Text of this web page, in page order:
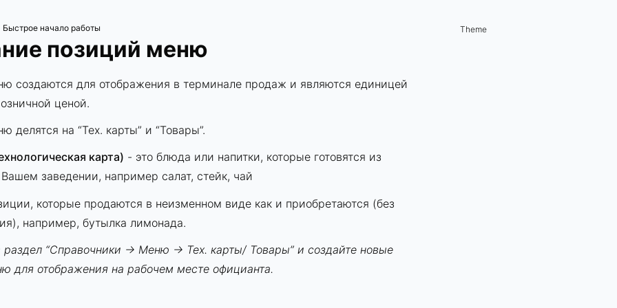
Быстрое начало работы
позиций меню
создаются для отображения в терминале продаж и являются единицей
ценой.
делятся на “Тех. карты” и “Товары”.
карта) - это блюда или напитки, которые готовятся из
заведении, например салат, стейк, чай
которые продаются в неизменном виде как и приобретаются (без
например, бутылка лимонада.
раздел “Справочники → Меню → Тех. карты/ Товары” и создайте новые
для отображения на рабочем месте официанта.
Theme